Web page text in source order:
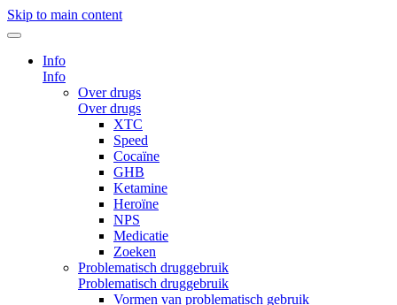
Skip to main content
Info
Info
Over drugs
Over drugs
XTC
Speed
Cocaïne
GHB
Ketamine
Heroïne
NPS
Medicatie
Zoeken
Problematisch druggebruik
Problematisch druggebruik
Vormen van problematisch gebruik